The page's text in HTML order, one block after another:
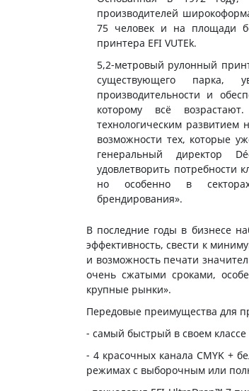
производителей
75 человек и на площади
принтера EFI VUTEk.
5,2-метровый рулонный
существующего парка,
производительности и
которому всё
технологическим
возможности тех, которые
генеральный директор
удовлетворить потребности
но особенно в
брендирования».
В последние годы в бизнесе
эффективность, свести к
и возможность печати
очень сжатыми сроками,
крупные рынки».
Передовые преимущества для
- самый быстрый в своем
- 4 красочных канала CMYK +
режимах с выборочным или